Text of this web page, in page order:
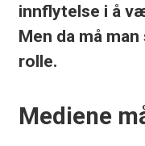
innflytelse i å
Men da må
rolle.
Mediene